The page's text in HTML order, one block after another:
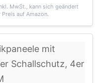
MwSt., kann sich geändert
auf Amazon.